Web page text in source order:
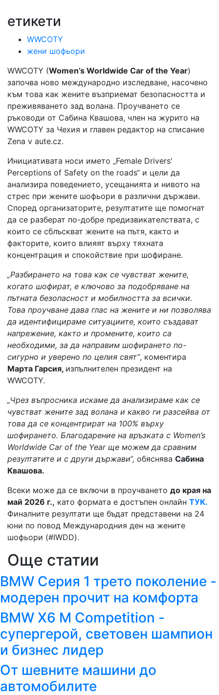
етикети
WWCOTY
жени шофьори
WWCOTY (Women’s Worldwide Car of the Year)
започва ново международно изследване, насочено
към това как жените възприемат безопасността и
преживяването зад волана. Проучването се
ръководи от Сабина Квашова, член на журито на
WWCOTY за Чехия и главен редактор на списание
Zena v aute.cz.
Инициативата носи името „Female Drivers'
Perceptions of Safety on the roads“ и цели да
анализира поведението, усещанията и нивото на
стрес при жените шофьори в различни държави.
Според организаторите, резултатите ще помогнат
да се разберат по-добре предизвикателствата, с
които се сблъскват жените на пътя, както и
факторите, които влияят върху тяхната
концентрация и спокойствие при шофиране.
„Разбирането на това как се чувстват жените,
когато шофират, е ключово за подобряване на
пътната безопасност и мобилността за всички.
Това проучване дава глас на жените и ни позволява
да идентифицираме ситуациите, които създават
напрежение, както и промените, които са
необходими, за да направим шофирането по-
сигурно и уверено по целия свят“, коментира
Марта Гарсия, изпълнителен президент на
WWCOTY.
„Чрез въпросника искаме да анализираме как се
чувстват жените зад волана и какво ги разсейва от
това да се концентрират на 100% върху
шофирането. Благодарение на връзката с Women’s
Worldwide Car of the Year ще можем да сравним
резултатите и с други държави“, обяснява Сабина
Квашова.
Всеки може да се включи в проучването до края на
май 2026 г., като формата е достъпен онлайн ТУК.
Финалните резултати ще бъдат представени на 24
юни по повод Международния ден на жените
шофьори (#IWDD).
Още статии
BMW Серия 1 трето поколение -
модерен прочит на комфорта
BMW X6 M Competition -
супергерой, световен шампион
и бизнес лидер
От шевните машини до
автомобилите